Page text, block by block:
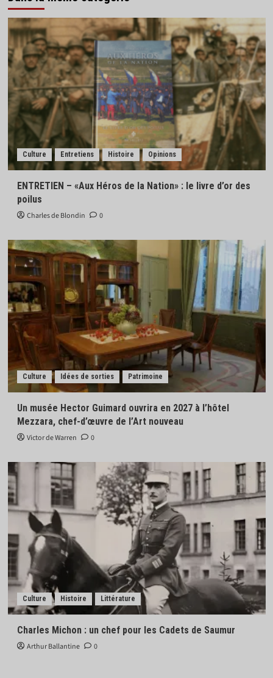
Culture Entretiens Histoire Opinions
ENTRETIEN – «Aux Héros de la Nation» : le livre d’or des
poilus
Charles de Blondin 0
Culture Idées de sorties Patrimoine
Un musée Hector Guimard ouvrira en 2027 à l’hôtel
Mezzara, chef-d’œuvre de l’Art nouveau
Victor de Warren 0
Culture Histoire Littérature
Charles Michon : un chef pour les Cadets de Saumur
Arthur Ballantine 0